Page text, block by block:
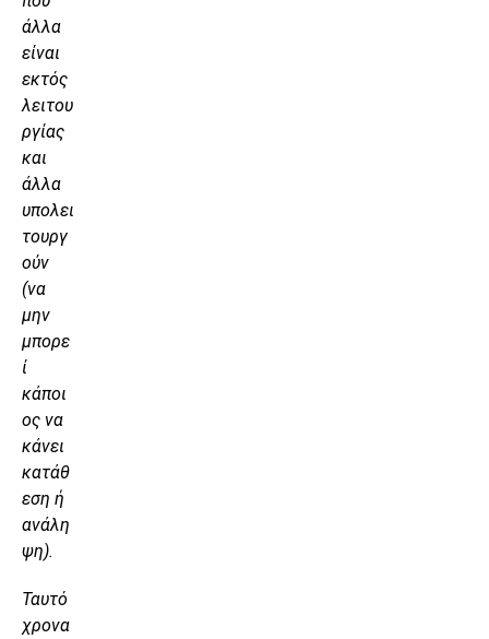
άλλα
είναι
εκτός
λειτου
ργίας
και
άλλα
υπολει
τουργ
ούν
(να
μην
μπορε
ί
κάποι
ος να
κάνει
κατάθ
εση ή
ανάλη
ψη).
Ταυτό
χρονα